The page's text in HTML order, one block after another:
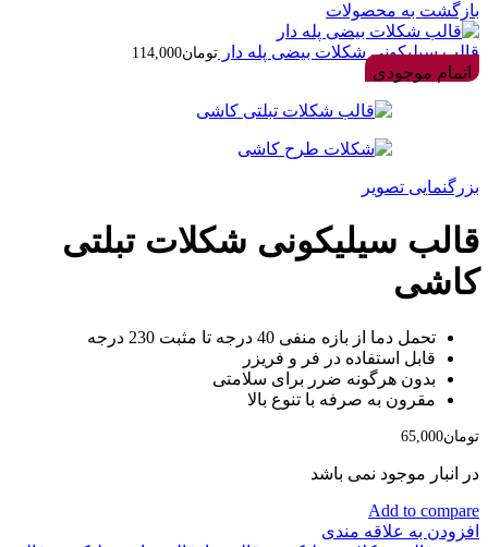
بازگشت به محصولات
قالب سیلیکونی شکلات بیضی پله دار تومان114,000
اتمام موجودی
بزرگنمایی تصویر
قالب سیلیکونی شکلات تبلتی
کاشی
تحمل دما از بازه منفی 40 درجه تا مثبت 230 درجه
قابل استفاده در فر و فریزر
بدون هرگونه ضرر برای سلامتی
مقرون به صرفه با تنوع بالا
تومان65,000
در انبار موجود نمی باشد
Add to compare
افزودن به علاقه مندی